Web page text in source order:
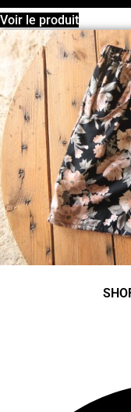
Voir le produit